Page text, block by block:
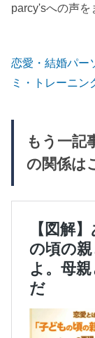
parcy'sへの声を
恋愛・結婚パー
ミ・トレーニン
もう一記
の関係は